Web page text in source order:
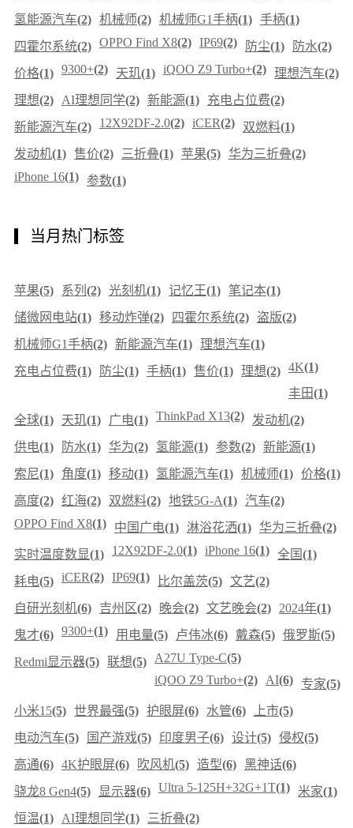
氢能源汽车(2) 机械师(2) 机械师G1手柄(1) 手柄(1)
四霍尔系统(2) OPPO Find X8(2) IP69(2) 防尘(1) 防水(2)
价格(1) 9300+(2) 天玑(1) iQOO Z9 Turbo+(2) 理想汽车(2)
理想(2) AI理想同学(2) 新能源(1) 充电占位费(2)
新能源汽车(2) 12X92DF-2.0(2) iCER(2) 双燃料(1)
发动机(1) 售价(2) 三折叠(1) 苹果(5) 华为三折叠(2)
iPhone 16(1) 参数(1)
当月热门标签
苹果(5) 系列 (2) 光刻机(1) 记忆王(1) 笔记本(1)
储微网电站(1) 移动炸弹(2) 四霍尔系统(2) 盗版(2)
机械师G1手柄(2) 新能源汽车(1) 理想汽车(1)
充电占位费(1) 防尘(1) 手柄(1) 售价(1) 理想(2) 4K(1)
丰田(1)
全球(1) 天玑(1) 广电(1) ThinkPad X13(2) 发动机(2)
供电(1) 防水(1) 华为(2) 氢能源(1) 参数(2) 新能源(1)
索尼(1) 角度(1) 移动(1) 氢能源汽车(1) 机械师(1) 价格(1)
高度(2) 红海(2) 双燃料(2) 地铁5G-A(1) 汽车(2)
OPPO Find X8(1) 中国广电(1) 淋浴花洒(1) 华为三折叠(2)
实时温度数显(1) 12X92DF-2.0(1) iPhone 16(1) 全国(1)
耗电(5) iCER(2) IP69(1) 比尔盖茨(5) 文艺(2)
自研光刻机(6) 吉州区(2) 晚会(2) 文艺晚会(2) 2024年(1)
鬼才(6) 9300+(1) 用电量(5) 卢伟冰(6) 戴森(5) 俄罗斯(5)
Redmi显示器(5) 联想(5) A27U Type-C(5)
iQOO Z9 Turbo+(2) AI(6) 专家(5)
小米15(5) 世界最强(5) 护眼屏(6) 水管(6) 上市(5)
电动汽车(5) 国产游戏(5) 印度男子(6) 设计(5) 侵权(5)
高通(6) 4K护眼屏(6) 吹风机(5) 造型(6) 黑神话(6)
骁龙8 Gen4(5) 显示器(6) Ultra 5-125H+32G+1T(1) 米家(1)
恒温(1) AI理想同学(1) 三折叠(2)